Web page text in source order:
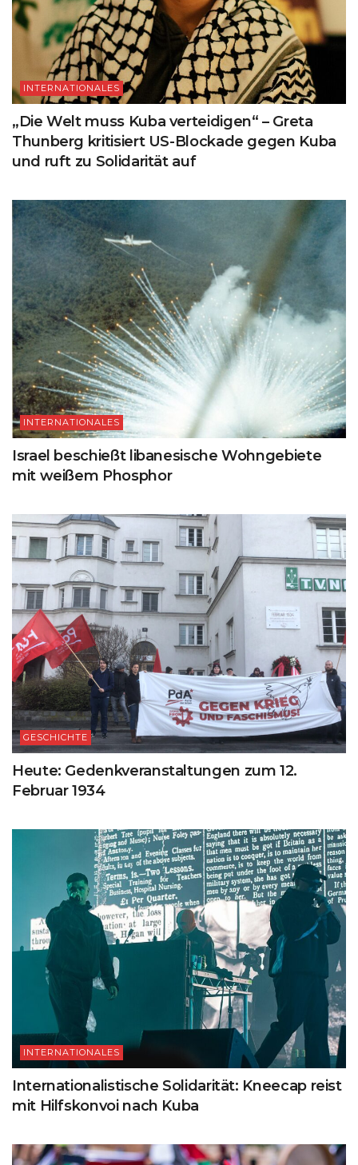
INTERNATIONALES
„Die Welt muss Kuba verteidigen“ – Greta
Thunberg kritisiert US-Blockade gegen Kuba
und ruft zu Solidarität auf
INTERNATIONALES
Israel beschießt libanesische Wohngebiete
mit weißem Phosphor
GESCHICHTE
Heute: Gedenkveranstaltungen zum 12.
Februar 1934
INTERNATIONALES
Internationalistische Solidarität: Kneecap reist
mit Hilfskonvoi nach Kuba